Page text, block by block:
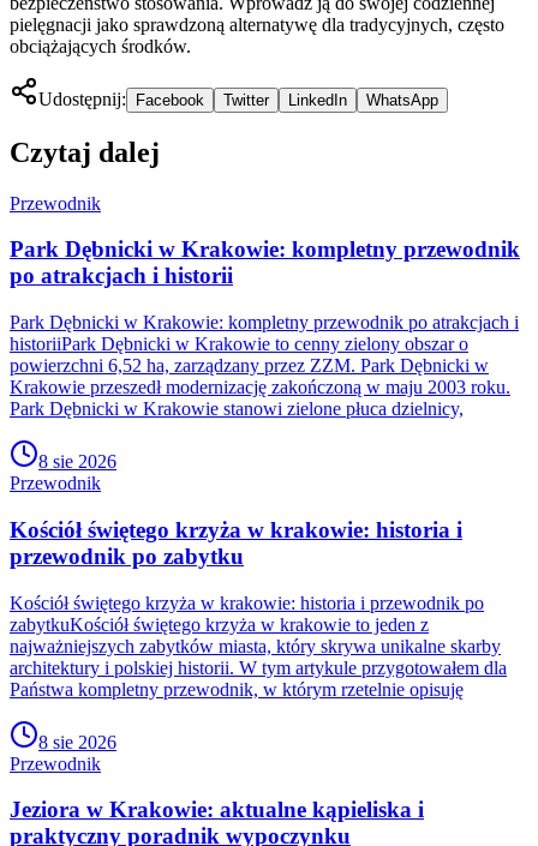
pielęgnacji jako sprawdzoną alternatywę dla tradycyjnych, często
obciążających środków.
Udostępnij: Facebook Twitter LinkedIn WhatsApp
Czytaj dalej
Przewodnik
Park Dębnicki w Krakowie: kompletny przewodnik
po atrakcjach i historii
Park Dębnicki w Krakowie: kompletny przewodnik po atrakcjach i
historiiPark Dębnicki w Krakowie to cenny zielony obszar o
powierzchni 6,52 ha, zarządzany przez ZZM. Park Dębnicki w
Krakowie przeszedł modernizację zakończoną w maju 2003 roku.
Park Dębnicki w Krakowie stanowi zielone płuca dzielnicy,
8 sie 2026
Przewodnik
Kościół świętego krzyża w krakowie: historia i
przewodnik po zabytku
Kościół świętego krzyża w krakowie: historia i przewodnik po
zabytkuKościół świętego krzyża w krakowie to jeden z
najważniejszych zabytków miasta, który skrywa unikalne skarby
architektury i polskiej historii. W tym artykule przygotowałem dla
Państwa kompletny przewodnik, w którym rzetelnie opisuję
8 sie 2026
Przewodnik
Jeziora w Krakowie: aktualne kąpieliska i
praktyczny poradnik wypoczynku